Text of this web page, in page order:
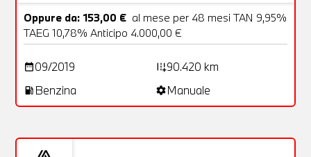
Oppure da: 153,00 € al mese per 48 mesi TAN 9,95%
TAEG 10,78% Anticipo 4.000,00 €
date_range09/2019 add_road90.420 km
local_gas_station Benzina settingsManuale